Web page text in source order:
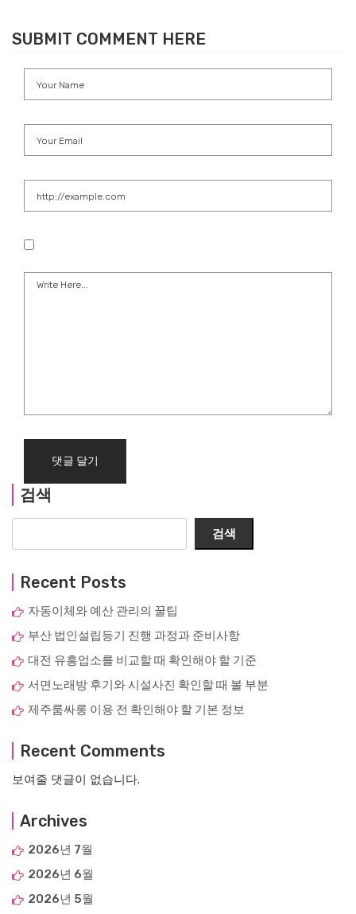
SUBMIT COMMENT HERE
검색
검색
Recent Posts
자동이체와 예산 관리의 꿀팁
부산 법인설립등기 진행 과정과 준비사항
대전 유흥업소를 비교할 때 확인해야 할 기준
서면노래방 후기와 시설사진 확인할 때 볼 부분
제주룸싸롱 이용 전 확인해야 할 기본 정보
Recent Comments
보여줄 댓글이 없습니다.
Archives
2026년 7월
2026년 6월
2026년 5월